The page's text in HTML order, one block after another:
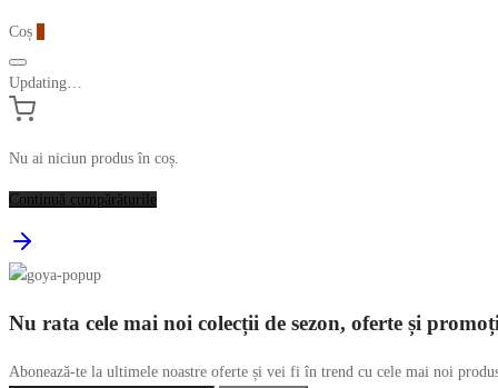
Coș
Updating…
Nu ai niciun produs în coș.
Continuă cumpărăturile
Nu rata cele mai noi colecții de sezon, oferte și
Abonează-te la ultimele noastre oferte și vei fi în trend cu cele mai noi